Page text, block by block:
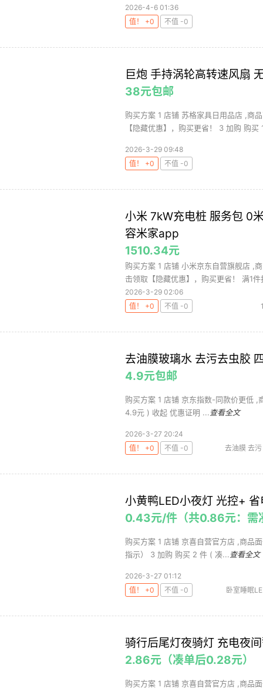
2026-4-6 01:36
值！ +0
不值 -0
巨炮 手持涡轮高转速风扇
38元包邮
购买方案 1 店铺 苏格家具日用品店 ,商
【隐藏优惠】，购买更省！ 3 加购 购买
2026-3-29 09:48
值！ +0
不值 -0
小米 7kW充电桩 服务包 0
容米家app
1510.34元
购买方案 1 店铺 小米京东自营旗舰店 ,
击领取【隐藏优惠】，购买更省！ 满1
2026-3-29 02:06
值！ +0
不值 -0
去油膜玻璃水 去污去虫胶
4.9元包邮
购买方案 1 店铺 京东指数-同款价更低
4.9元 ) 收起 优惠证明 ... 查看全文
2026-3-27 20:24
值！ +0
不值 -0 去油膜 去
小黄鸭LED小夜灯 光控+
0.43元/件（共0.86元：需
购买方案 1 店铺 京喜自营官方店 ,商品
指示） 3 加购 购买 2 件 ( 凑... 查看全文
2026-3-27 01:12
值！ +0
不值 -0
卧室睡眠
骑行后尾灯夜骑灯 充电夜
2.86元（凑单后0.28元）
购买方案 1 店铺 京喜自营官方店 ,商品